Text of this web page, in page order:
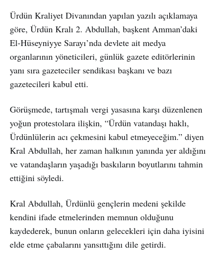
Ürdün Kraliyet Divanından yapılan yazılı açıklamaya
göre, Ürdün Kralı 2. Abdullah, başkent Amman’daki
El-Hüseyniyye Sarayı’nda devlete ait medya
organlarının yöneticileri, günlük gazete editörlerinin
yanı sıra gazeteciler sendikası başkanı ve bazı
gazetecileri kabul etti.
Görüşmede, tartışmalı vergi yasasına karşı düzenlenen
yoğun protestolara ilişkin, “Ürdün vatandaşı haklı,
Ürdünlülerin acı çekmesini kabul etmeyeceğim.” diyen
Kral Abdullah, her zaman halkının yanında yer aldığını
ve vatandaşların yaşadığı baskıların boyutlarını tahmin
ettiğini söyledi.
Kral Abdullah, Ürdünlü gençlerin medeni şekilde
kendini ifade etmelerinden memnun olduğunu
kaydederek, bunun onların gelecekleri için daha iyisini
elde etme çabalarını yansıttığını dile getirdi.